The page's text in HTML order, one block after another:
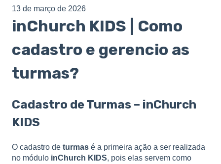
13 de março de 2026
inChurch KIDS | Como
cadastro e gerencio as
turmas?
Cadastro de Turmas – inChurch
KIDS
O cadastro de turmas é a primeira ação a ser realizada
no módulo inChurch KIDS, pois elas servem como